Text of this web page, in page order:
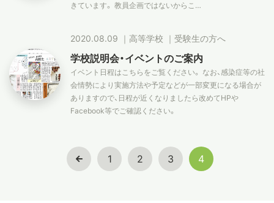
きています。 教員企画ではないからこ…
2020.08.09 ｜ 高等学校 ｜ 受験生の方へ
学校説明会・イベントのご案内
イベント日程はこちらをご覧ください。 なお、感染症等の社
会情勢により実施方法や予定などが一部変更になる場合が
ありますので、日程が近くなりましたら改めてHPや
Facebook等でご確認ください。
1 2 3 4